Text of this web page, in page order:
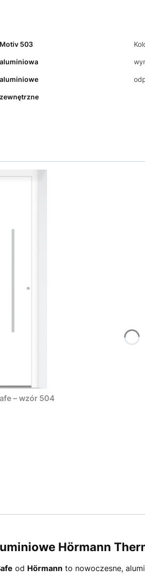
Motiv 503
aluminiowa
aluminiowe
zewnętrzne
– wzór 504
Hörmann
od Hörmann to nowoczesne,